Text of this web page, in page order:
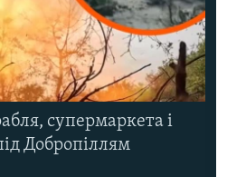
супермаркета і
Добропіллям